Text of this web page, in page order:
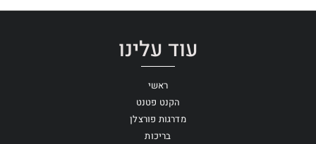
עוד עלינו
ראשי
הקנט פטנט
מדרגות פורצלן
בריכות